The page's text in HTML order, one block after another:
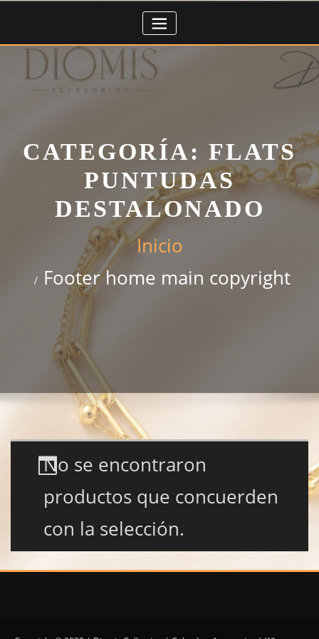
al
contenido
CATEGORÍA: FLATS
PUNTUDAS
DESTALONADO
Inicio
Footer home main copyright
No se encontraron
productos que concuerden
con la selección.